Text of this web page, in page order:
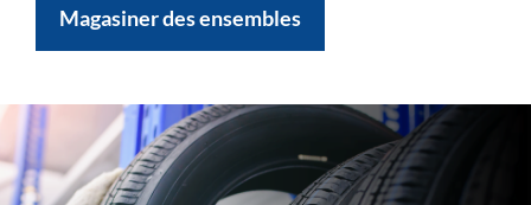
Magasiner des ensembles